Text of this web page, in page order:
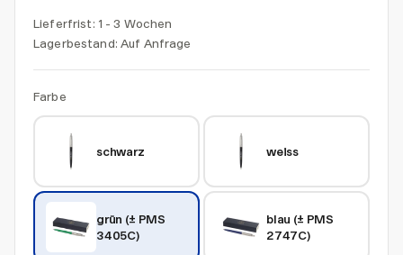
Lieferfrist: 1 - 3 Wochen
Lagerbestand: Auf Anfrage
Farbe
schwarz weiss
grün (± PMS
3405C)
blau (± PMS
2747C)